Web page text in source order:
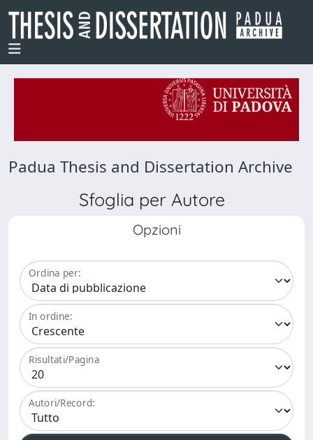
Padua Thesis and Dissertation Archive
Sfoglia per Autore
Opzioni
Ordina per:
In ordine:
Risultati/Pagina
Autori/Record: